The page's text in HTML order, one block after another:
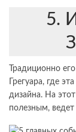
5.
Традиционно
Грегуара, где
дизайна. На
полезным,